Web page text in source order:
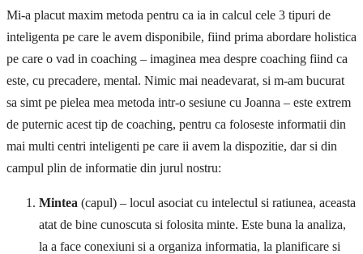
Mi-a placut maxim metoda pentru ca ia in calcul cele 3 tipuri de
inteligenta pe care le avem disponibile, fiind prima abordare holistica
pe care o vad in coaching – imaginea mea despre coaching fiind ca
este, cu precadere, mental. Nimic mai neadevarat, si m-am bucurat
sa simt pe pielea mea metoda intr-o sesiune cu Joanna – este extrem
de puternic acest tip de coaching, pentru ca foloseste informatii din
mai multi centri inteligenti pe care ii avem la dispozitie, dar si din
campul plin de informatie din jurul nostru:
Mintea (capul) – locul asociat cu intelectul si ratiunea, aceasta
atat de bine cunoscuta si folosita minte. Este buna la analiza,
la a face conexiuni si a organiza informatia, la planificare si